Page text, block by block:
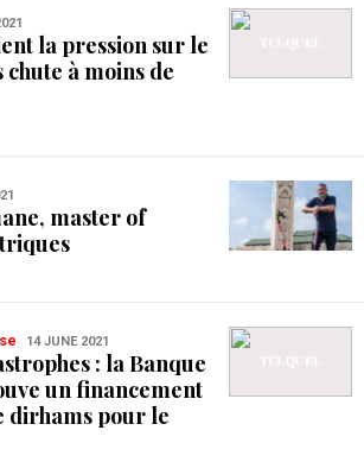
la pression sur le
à moins de
master of
14 JUNE 2021
: la Banque
un financement
dirhams pour le